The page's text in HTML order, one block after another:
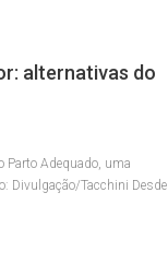
alternativas do
Parto Adequado, uma
Divulgação/Tacchini Desde